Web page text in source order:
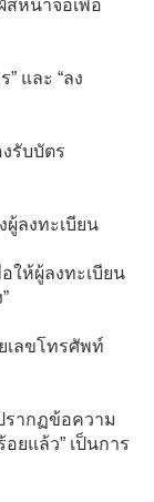
สหน้าจอเพื่อ
และ “ลง
รับบัตร
ลงทะเบียน
ให้ผู้ลงทะเบียน
เลขโทรศัพท์
รากฏข้อความ
ยแล้ว” เป็นการ